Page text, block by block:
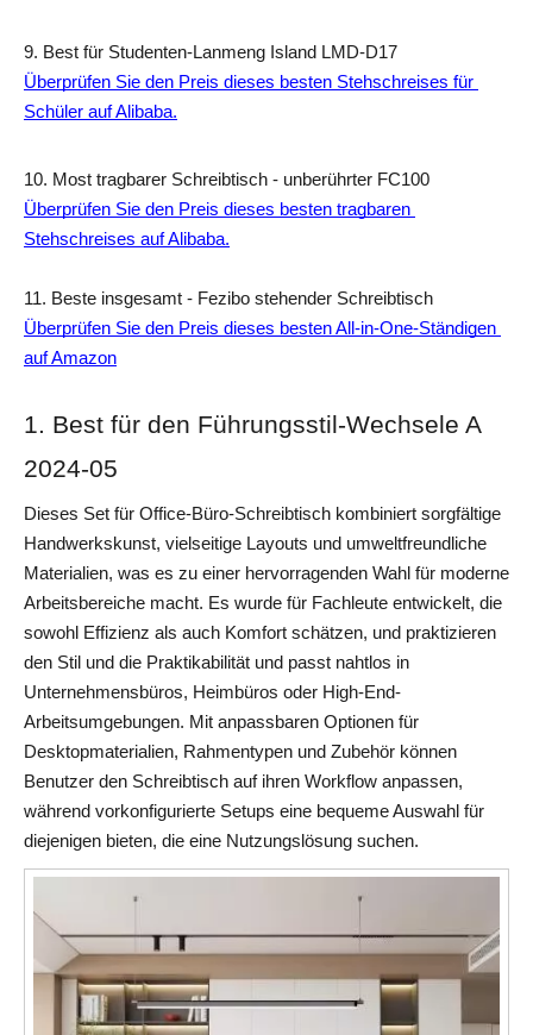
9. Best für Studenten-Lanmeng Island LMD-D17
Überprüfen Sie den Preis dieses besten Stehschreises für
Schüler auf Alibaba.
10. Most tragbarer Schreibtisch - unberührter FC100
Überprüfen Sie den Preis dieses besten tragbaren
Stehschreises auf Alibaba.
11. Beste insgesamt - Fezibo stehender Schreibtisch
Überprüfen Sie den Preis dieses besten All-in-One-Ständigen
auf Amazon
1. Best für den Führungsstil-Wechsele A
2024-05
Dieses Set für Office-Büro-Schreibtisch kombiniert sorgfältige
Handwerkskunst, vielseitige Layouts und umweltfreundliche
Materialien, was es zu einer hervorragenden Wahl für moderne
Arbeitsbereiche macht. Es wurde für Fachleute entwickelt, die
sowohl Effizienz als auch Komfort schätzen, und praktizieren
den Stil und die Praktikabilität und passt nahtlos in
Unternehmensbüros, Heimbüros oder High-End-
Arbeitsumgebungen. Mit anpassbaren Optionen für
Desktopmaterialien, Rahmentypen und Zubehör können
Benutzer den Schreibtisch auf ihren Workflow anpassen,
während vorkonfigurierte Setups eine bequeme Auswahl für
diejenigen bieten, die eine Nutzungslösung suchen.